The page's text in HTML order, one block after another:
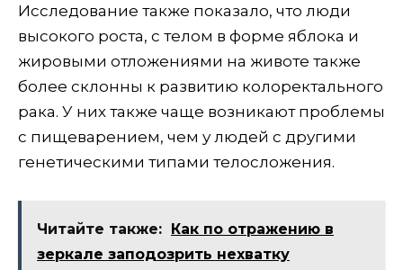
Исследование также показало, что люди
высокого роста, с телом в форме яблока и
жировыми отложениями на животе также
более склонны к развитию колоректального
рака. У них также чаще возникают проблемы
с пищеварением, чем у людей с другими
генетическими типами телосложения.
Читайте также:
Как по отражению в
зеркале заподозрить нехватку